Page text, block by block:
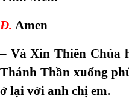
Đ. Amen
– Và Xin Thiên Chúa
Thánh Thần xuống
ở lại với anh chị em.